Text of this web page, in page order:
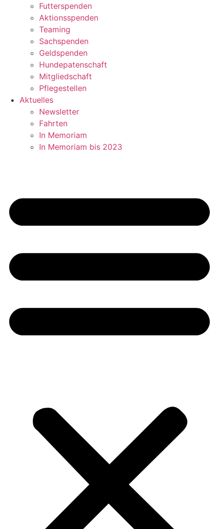
Futterspenden
Aktionsspenden
Teaming
Sachspenden
Geldspenden
Hundepatenschaft
Mitgliedschaft
Pflegestellen
Aktuelles
Newsletter
Fahrten
In Memoriam
In Memoriam bis 2023